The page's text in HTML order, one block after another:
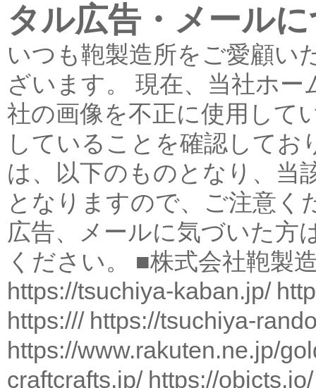
タル広告・メール
いつも鞄製造所をご愛顧い
ざいます。 現在、当社ホ
社の画像を不正に使用して
していることを確認してお
は、以下のものとなり、当
となりますので、ご注意く
広告、メールに気づいた方
ください。 ■株式会社鞄製
https://tsuchiya-kaban.jp/
https:/// https://tsuchiya-
https://www.rakuten.ne.jp/
craftcrafts.jp/ https://objcts.io/